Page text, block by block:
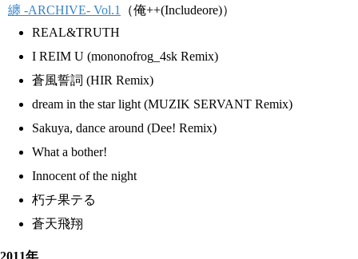
纏 -ARCHIVE- Vol.1
（俺++(Includeore)）
REAL&TRUTH
I REIM U (mononofrog_4sk Remix)
蒼風誓詞 (HIR Remix)
dream in the star light (MUZIK SERVANT Remix)
Sakuya, dance around (Dee! Remix)
What a bother!
Innocent of the night
朽チ果テる
蒼天飛翔
2011年